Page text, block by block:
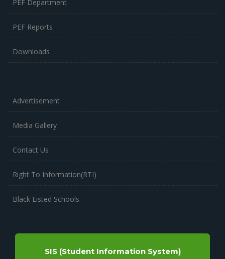
PEF Department
PEF Reports
Downloads
Advertisement
Media Gallery
Contact Us
Right To Information(RTI)
Black Listed Schools
SIS (Student Information System)